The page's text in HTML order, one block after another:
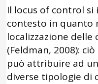
Il locus of control si
contesto in quanto
localizzazione delle
(Feldman, 2008):
può attribuire ad
diverse tipologie di